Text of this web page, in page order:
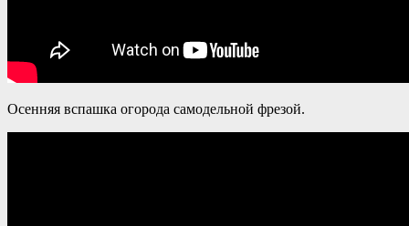
Осенняя вспашка огорода самодельной фрезой.